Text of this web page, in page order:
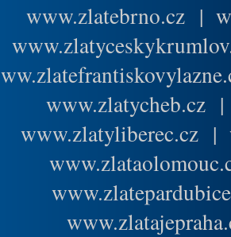
www.zlatebrno.cz |
www.zlatycheb.cz
www.zlatyliberec.cz |